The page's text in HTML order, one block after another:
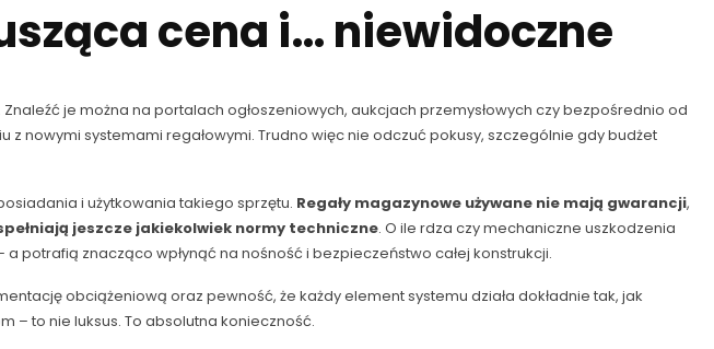
cena i… niewidoczne
je można na portalach ogłoszeniowych, aukcjach przemysłowych czy bezpośrednio od
nowymi systemami regałowymi. Trudno więc nie odczuć pokusy, szczególnie gdy budżet
i użytkowania takiego sprzętu. Regały magazynowe używane nie mają gwarancji,
jeszcze jakiekolwiek normy techniczne. O ile rdza czy mechaniczne uszkodzenia
a potrafią znacząco wpłynąć na nośność i bezpieczeństwo całej konstrukcji.
obciążeniową oraz pewność, że każdy element systemu działa dokładnie tak, jak
– to nie luksus. To absolutna konieczność.